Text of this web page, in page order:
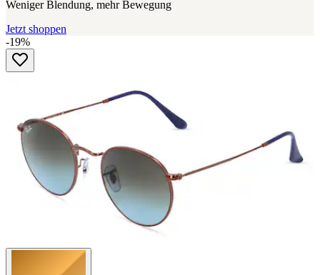
Weniger Blendung, mehr Bewegung
Jetzt shoppen
-19%